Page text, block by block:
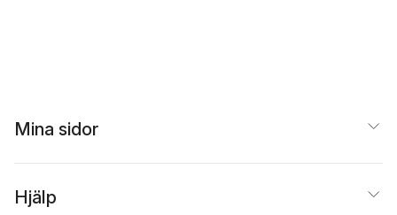
Mina sidor
Hjälp